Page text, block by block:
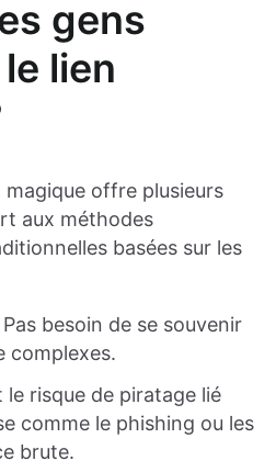
gens
lien
offre plusieurs
aux méthodes
basées sur les
Pas besoin de se souvenir
complexes.
le risque de piratage lié
comme le phishing ou les
brute.